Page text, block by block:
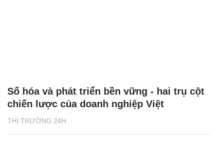
THỊ TRƯỜNG 24H
Số hóa và phát triển bền vững - hai trụ cột
chiến lược của doanh nghiệp Việt